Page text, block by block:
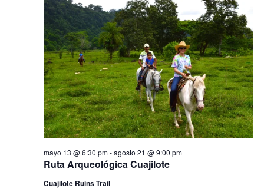
s
q
u
e
d
a
y
n
t
o
Ruta Arqueológica Cuajilote
mayo 13 @ 6:30 pm-agosto 21 @ 9:00 pm
Cuajilote Ruins Trail